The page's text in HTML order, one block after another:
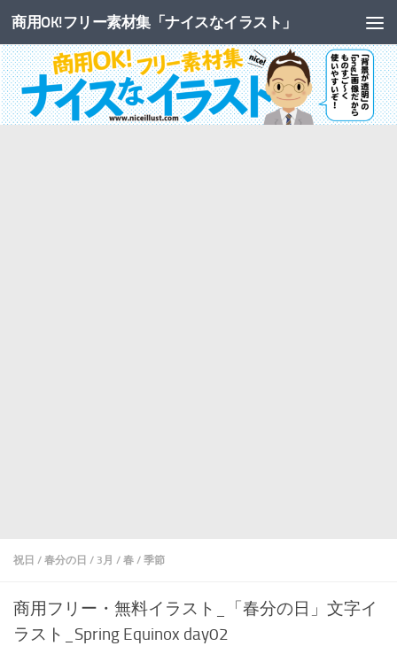
コンテンツへスキップ
商用OK!フリー素材集「ナイスなイラスト」
祝日 / 春分の日 / 3月 / 春 / 季節
商用フリー・無料イラスト_「春分の日」文字イ
ラスト_Spring Equinox day02